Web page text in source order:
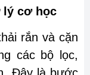
lý cơ học
rắn và cặn
các bộ lọc,